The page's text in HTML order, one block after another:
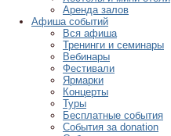
Аренда залов
Афиша событий
Вся афиша
Тренинги и семинары
Вебинары
Фестивали
Ярмарки
Концерты
Туры
Бесплатные события
События за donation